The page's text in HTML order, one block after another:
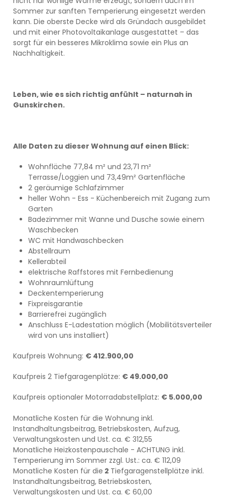
Sommer zur sanften Temperierung eingesetzt werden
kann. Die oberste Decke wird als Gründach ausgebildet
und mit einer Photovoltaikanlage ausgestattet – das
sorgt für ein besseres Mikroklima sowie ein Plus an
Nachhaltigkeit.
Leben, wie es sich richtig anfühlt – naturnah in
Gunskirchen.
Alle Daten zu dieser Wohnung auf einen Blick:
Wohnfläche 77,84 m² und 23,71 m²
Terrasse/Loggien und 73,49m² Gartenfläche
2 geräumige Schlafzimmer
heller Wohn - Ess - Küchenbereich mit Zugang zum
Garten
Badezimmer mit Wanne und Dusche sowie einem
Waschbecken
WC mit Handwaschbecken
Abstellraum
Kellerabteil
elektrische Raffstores mit Fernbedienung
Wohnraumlüftung
Deckentemperierung
Fixpreisgarantie
Barrierefrei zugänglich
Anschluss E-Ladestation möglich (Mobilitätsverteiler
wird von uns installiert)
Kaufpreis Wohnung: € 412.900,00
Kaufpreis 2 Tiefgaragenplätze: € 49.000,00
Kaufpreis optionaler Motorradabstellplatz: € 5.000,00
Monatliche Kosten für die Wohnung inkl.
Instandhaltungsbeitrag, Betriebskosten, Aufzug,
Verwaltungskosten und Ust. ca. € 312,55
Monatliche Heizkostenpauschale - ACHTUNG inkl.
Temperierung im Sommer zzgl. Ust.: ca. € 112,09
Monatliche Kosten für die 2 Tiefgaragenstellplätze inkl.
Instandhaltungsbeitrag, Betriebskosten,
Verwaltungskosten und Ust. ca. € 60,00